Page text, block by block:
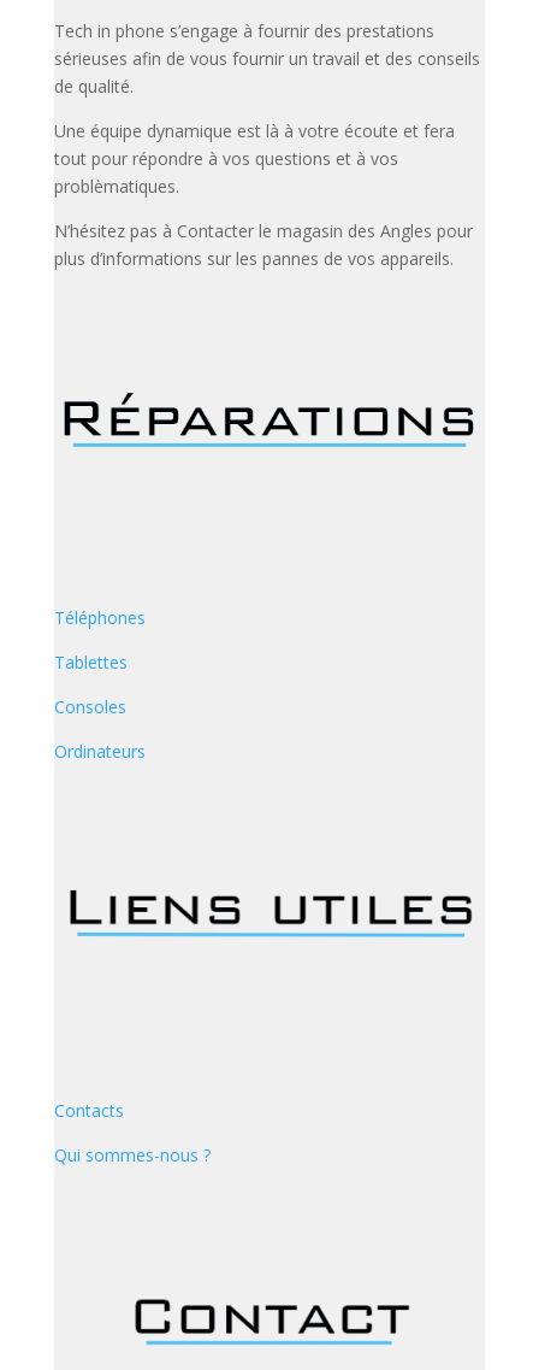
Tech in phone s’engage à fournir des prestations
sérieuses afin de vous fournir un travail et des conseils
de qualité.
Une équipe dynamique est là à votre écoute et fera
tout pour répondre à vos questions et à vos
problèmatiques.
N’hésitez pas à Contacter le magasin des Angles pour
plus d’informations sur les pannes de vos appareils.
Téléphones
Tablettes
Consoles
Ordinateurs
Contacts
Qui sommes-nous ?